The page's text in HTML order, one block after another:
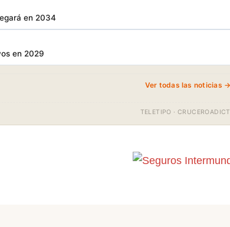
en 2034
en 2029
Ver todas las noticias →
TELETIPO ·